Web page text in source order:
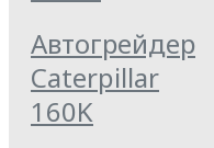
Автогрейдер
Caterpillar
160K